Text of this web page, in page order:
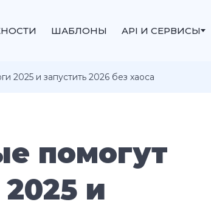
ШАБЛОНЫ API И СЕРВИСЫ
2025 и запустить 2026 без хаоса
помогут
и